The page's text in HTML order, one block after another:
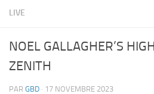
LIVE
NOEL GALLAGHER’S
ZENITH
PAR GBD · 17 NOVEMBRE 2023